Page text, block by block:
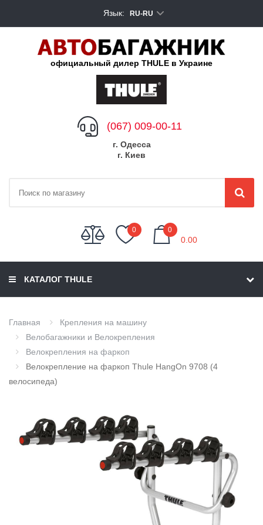
Язык: RU-RU
официальный дилер THULE в Украине
(067) 009-00-11
г. Одесса
г. Киев
0 0
0.00
КАТАЛОГ THULE
Главная
Крепления на машину
Велобагажники и Велокрепления
Велокрепления на фаркоп
Велокрепление на фаркоп Thule HangOn 9708 (4
велосипеда)